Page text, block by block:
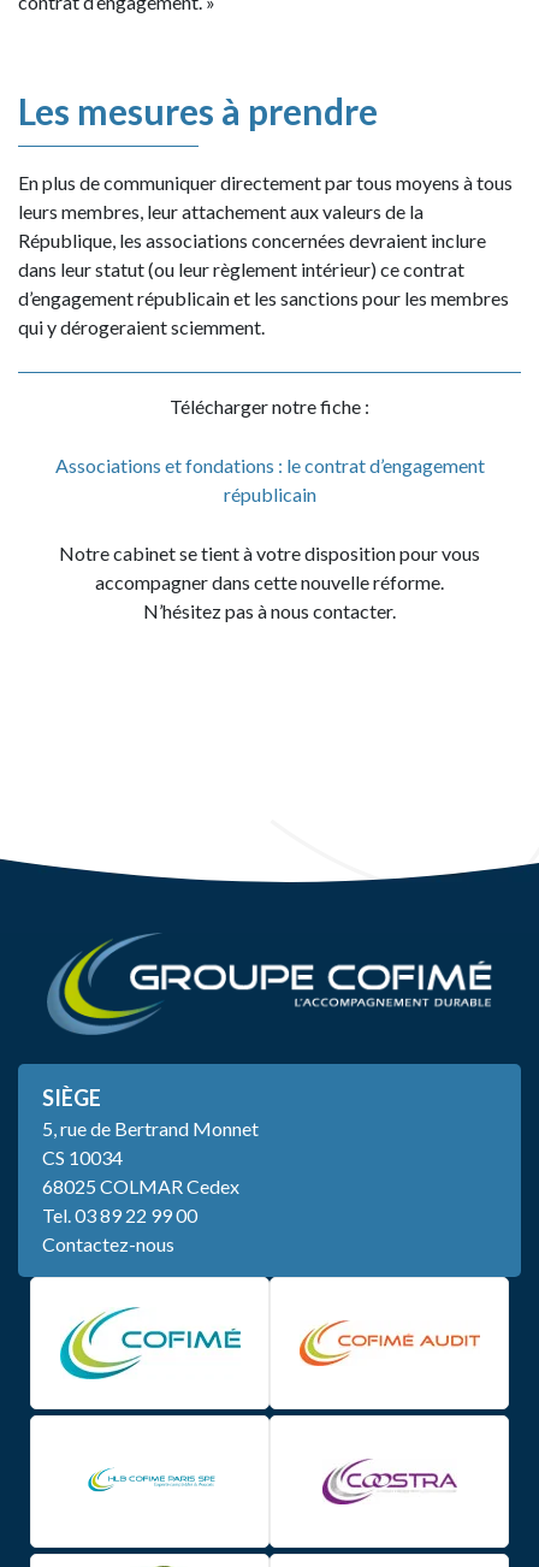
Les mesures à prendre
En plus de communiquer directement par tous moyens à tous
leurs membres, leur attachement aux valeurs de la
République, les associations concernées devraient inclure
dans leur statut (ou leur règlement intérieur) ce contrat
d’engagement républicain et les sanctions pour les membres
qui y dérogeraient sciemment.
Télécharger notre fiche :
Associations et fondations : le contrat d’engagement
républicain
Notre cabinet se tient à votre disposition pour vous
accompagner dans cette nouvelle réforme.
N’hésitez pas à nous contacter.
SIÈGE
5, rue de Bertrand Monnet
CS 10034
68025 COLMAR Cedex
Tel.03 89 22 99 00
Contactez-nous